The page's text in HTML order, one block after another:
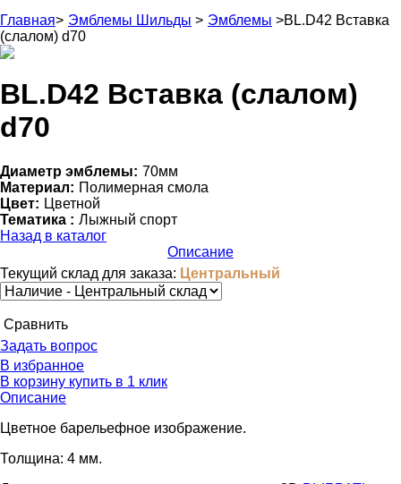
Главная> Эмблемы Шильды > Эмблемы >BL.D42 Вставка
(слалом) d70
BL.D42 Вставка (слалом)
d70
Диаметр эмблемы: 70мм
Материал: Полимерная смола
Цвет: Цветной
Тематика : Лыжный спорт
Назад в каталог
Описание
Текущий склад для заказа: Центральный
Cравнить
Задать вопрос
В избранное
В корзину купить в 1 клик
Описание
Цветное барельефное изображение.
Толщина: 4 мм.